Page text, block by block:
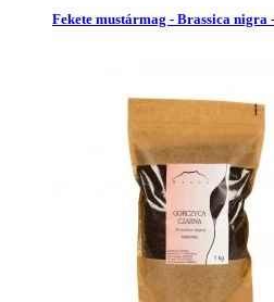
Fekete mustármag - Brassica nigra -